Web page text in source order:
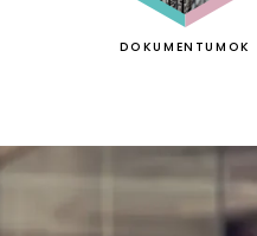
DOKUMENTUMOK